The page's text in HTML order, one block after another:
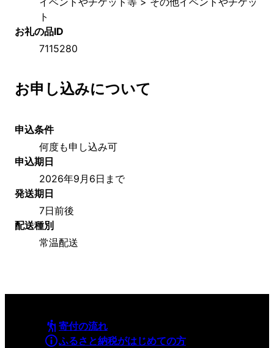
ト
お礼の品ID
7115280
お申し込みについて
申込条件
何度も申し込み可
申込期日
2026年9月6日まで
発送期日
7日前後
配送種別
常温配送
寄付の流れ
ふるさと納税がはじめての方